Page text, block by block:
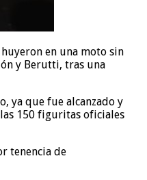
en una moto sin
y Berutti, tras una
ya que fue alcanzado y
150 figuritas oficiales
tenencia de